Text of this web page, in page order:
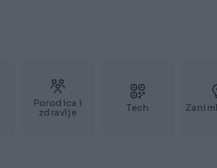
Porodica i
zdravlje
Tech